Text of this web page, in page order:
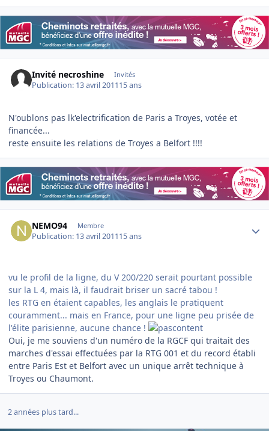
Invité necroshine Invités
Publication: 13 avril 201115 ans
N'oublons pas lk'electrification de Paris a Troyes, votée et
financée...
reste ensuite les relations de Troyes a Belfort !!!!
NEMO94 Membre
Publication: 13 avril 201115 ans
vu le profil de la ligne, du V 200/220 serait pourtant possible
sur la L 4, mais là, il faudrait briser un sacré tabou !
les RTG en étaient capables, les anglais le pratiquent
couramment... mais en France, pour une ligne peu prisée de
l'élite parisienne, aucune chance !
Oui, je me souviens d'un numéro de la RGCF qui traitait des
marches d'essai effectuées par la RTG 001 et du record établi
entre Paris Est et Belfort avec un unique arrêt technique à
Troyes ou Chaumont.
2 années plus tard...